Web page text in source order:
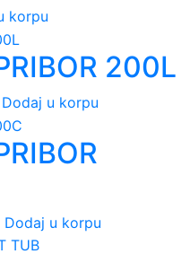
korpu
200L
Dodaj u korpu
Dodaj u korpu